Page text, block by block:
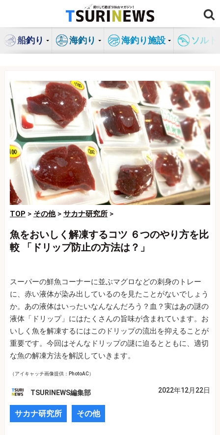
ン
船釣り 海釣り 海釣り施設 ソル
TOP > その他> サカナ研究所 >
魚をおいしく解凍するコツ ６つのやり方を比
較 「ドリップ防止の方法は？」
スーパーの鮮魚コーナーに並ぶマグロなどの刺身のトレー
に、赤い液体が染み出しているのを見たことがないでしょう
か。あの液体はいったいなんなんだろう？血？実はあの謎の
液体「ドリップ」にはたくさんの旨味が含まれています。お
いしく魚を解凍するにはこのドリップの流出を抑えることが
重要です。今回はそんなドリップの謎に迫るとともに、適切
な魚の解凍方法を解説していきます。
（アイキャッチ画像提供：PhotoAC）
TSURINEWS編集部 2022年12月22日
サカナ研究所 その他